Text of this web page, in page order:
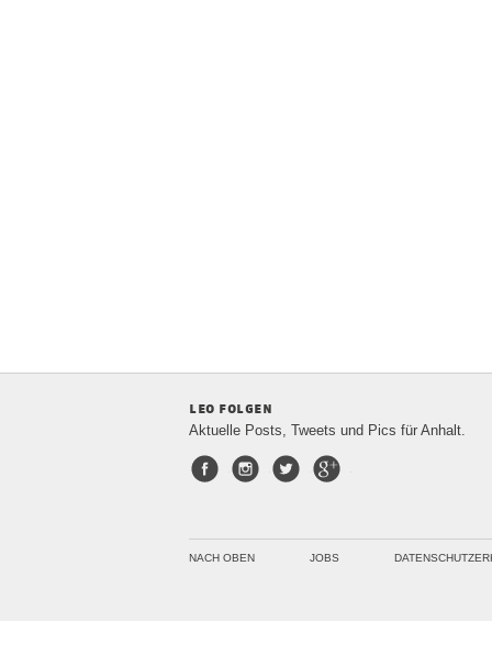
leo folgen
Aktuelle Posts, Tweets und Pics für Anhalt.
FacebookInstagram
Twitter
NACH OBEN JOBS